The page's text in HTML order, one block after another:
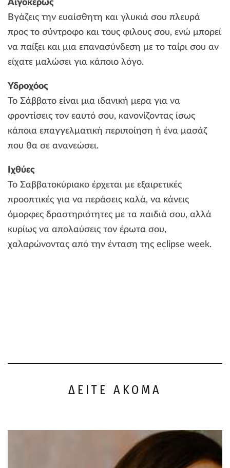
Αιγόκερως
Βγάζεις την ευαίσθητη και γλυκιά σου πλευρά
προς το σύντροφο και τους φιλους σου, ενώ μπορεί
να παίξει και μια επανασύνδεση με το ταίρι σου αν
είχατε μαλώσει για κάποιο λόγο.
Υδροχόος
Το Σάββατο είναι μια ιδανική μερα για να
φροντίσεις τον εαυτό σου, κανονίζοντας ίσως
κάποια επαγγελματική περιποίηση ή ένα μασάζ
που θα σε ανανεώσει.
Ιχθύες
Το Σαββατοκύριακο έρχεται με εξαιρετικές
προοπτικές για να περάσεις καλά, να κάνεις
όμορφες δραστηριότητες με τα παιδιά σου, αλλά
κυρίως να απολαύσεις τον έρωτα σου,
χαλαρώνοντας από την ένταση της eclipse week.
ΔΕΙΤΕ ΑΚΟΜΑ